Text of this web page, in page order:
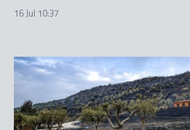
16 Jul 10:37